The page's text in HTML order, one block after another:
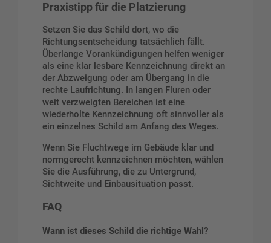
Praxistipp für die Platzierung
Setzen Sie das Schild dort, wo die
Richtungsentscheidung tatsächlich fällt.
Überlange Vorankündigungen helfen weniger
als eine klar lesbare Kennzeichnung direkt an
der Abzweigung oder am Übergang in die
rechte Laufrichtung. In langen Fluren oder
weit verzweigten Bereichen ist eine
wiederholte Kennzeichnung oft sinnvoller als
ein einzelnes Schild am Anfang des Weges.
Wenn Sie Fluchtwege im Gebäude klar und
normgerecht kennzeichnen möchten, wählen
Sie die Ausführung, die zu Untergrund,
Sichtweite und Einbausituation passt.
FAQ
Wann ist dieses Schild die richtige Wahl?